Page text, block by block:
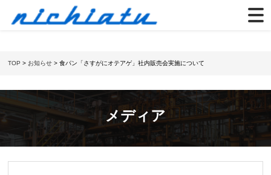
TOP > お知らせ > 食パン「さすがにオテアゲ」社内販売会実施について
メディア